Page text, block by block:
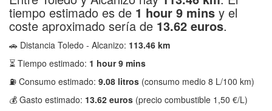
tiempo estimado es de 1 hour 9 mins y el
coste aproximado sería de 13.62 euros.
🚗 Distancia Toledo - Alcanizo: 113.46 km
⏳ Tiempo estimado: 1 hour 9 mins
⛽ Consumo estimado: 9.08 litros (consumo medio 8 L/100 km)
💰 Gasto estimado: 13.62 euros (precio combustible 1,50 €/L)